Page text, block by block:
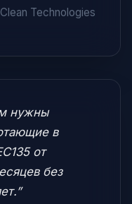
Technologies
нужны
в
от
без